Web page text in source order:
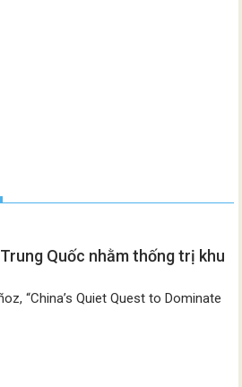
Quốc nhằm thống trị khu
“China’s Quiet Quest to Dominate